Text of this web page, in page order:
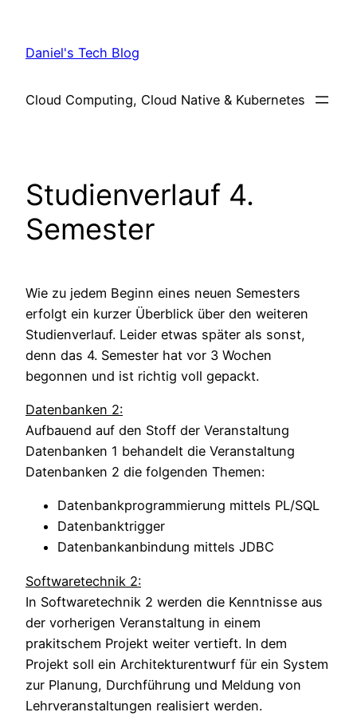
content
Daniel's Tech Blog
Cloud Computing, Cloud Native & Kubernetes
Studienverlauf 4.
Semester
Wie zu jedem Beginn eines neuen Semesters
erfolgt ein kurzer Überblick über den weiteren
Studienverlauf. Leider etwas später als sonst,
denn das 4. Semester hat vor 3 Wochen
begonnen und ist richtig voll gepackt.
Datenbanken 2:
Aufbauend auf den Stoff der Veranstaltung
Datenbanken 1 behandelt die Veranstaltung
Datenbanken 2 die folgenden Themen:
Datenbankprogrammierung mittels PL/SQL
Datenbanktrigger
Datenbankanbindung mittels JDBC
Softwaretechnik 2:
In Softwaretechnik 2 werden die Kenntnisse aus
der vorherigen Veranstaltung in einem
prakitschem Projekt weiter vertieft. In dem
Projekt soll ein Architekturentwurf für ein System
zur Planung, Durchführung und Meldung von
Lehrveranstaltungen realisiert werden.